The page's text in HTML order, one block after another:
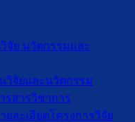
จัย นวัตกรรมและ
วิจัยและนวัตกรรม
รสารวิชาการ
ยละเอียดโครงการวิจัย